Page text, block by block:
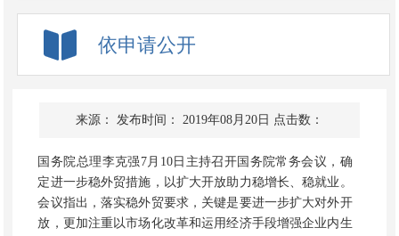
依申请公开
来源： 发布时间： 2019年08月20日 点击数：
国务院总理李克强7月10日主持召开国务院常务会议，确
定进一步稳外贸措施，以扩大开放助力稳增长、稳就业。
会议指出，落实稳外贸要求，关键是要进一步扩大对外开
放，更加注重以市场化改革和运用经济手段增强企业内生